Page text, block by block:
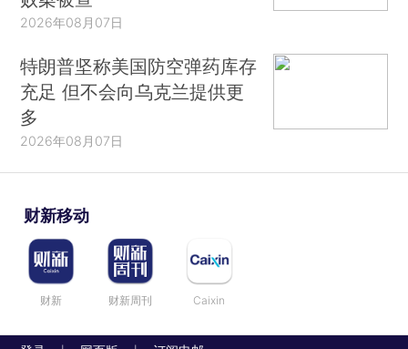
2026年08月07日
特朗普坚称美国防空弹药库存
充足 但不会向乌克兰提供更
多
2026年08月07日
财新移动
财新 财新周刊 Caixin